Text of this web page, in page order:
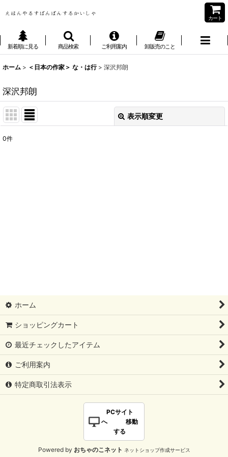
カート
新着順に見る 商品検索 ご利用案内 卸販売のこと
ホーム > ＜日本の作家＞ な・は行 > 深沢邦朗
深沢邦朗
表示順変更
0件
ホーム
ショッピングカート
最近チェックしたアイテム
ご利用案内
特定商取引法表示
PCサイト
へ 移動
する
Powered by おちゃのこネット ネットショップ作成サービス